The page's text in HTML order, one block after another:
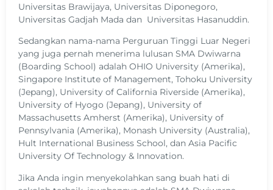
Universitas Brawijaya, Universitas Diponegoro,
Universitas Gadjah Mada dan Universitas Hasanuddin.
Sedangkan nama-nama Perguruan Tinggi Luar Negeri
yang juga pernah menerima lulusan SMA Dwiwarna
(Boarding School) adalah OHIO University (Amerika),
Singapore Institute of Management, Tohoku University
(Jepang), University of California Riverside (Amerika),
University of Hyogo (Jepang), University of
Massachusetts Amherst (Amerika), University of
Pennsylvania (Amerika), Monash University (Australia),
Hult International Business School, dan Asia Pacific
University Of Technology & Innovation.
Jika Anda ingin menyekolahkan sang buah hati di